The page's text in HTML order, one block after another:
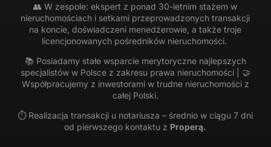
👥 W zespole: ekspert z ponad 30-letnim stażem w
nieruchomościach i setkami przeprowadzonych transakcji
na koncie, doświadczeni menedżerowie, a także troje
licencjonowanych pośredników nieruchomości.
📚 Posiadamy stałe wsparcie merytoryczne najlepszych
specjalistów w Polsce z zakresu prawa nieruchomości | 🤝
Współpracujemy z inwestorami w trudne nieruchomości z
całej Polski.
⏱️ Realizacja transakcji u notariusza – średnio w ciągu 7 dni
od pierwszego kontaktu z Properą.